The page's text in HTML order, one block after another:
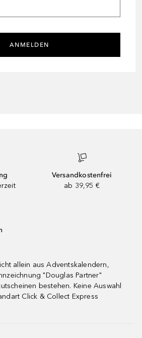
ANMELDEN
Versandkostenfrei
ab 39,95 €
allein aus Adventskalendern,
"Douglas Partner"
bestehen. Keine Auswahl
Click & Collect Express